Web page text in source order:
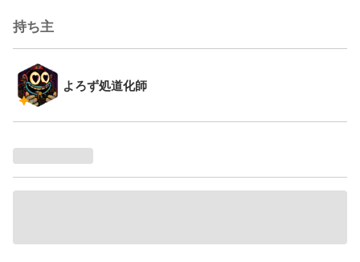
持ち主
よろず処道化師